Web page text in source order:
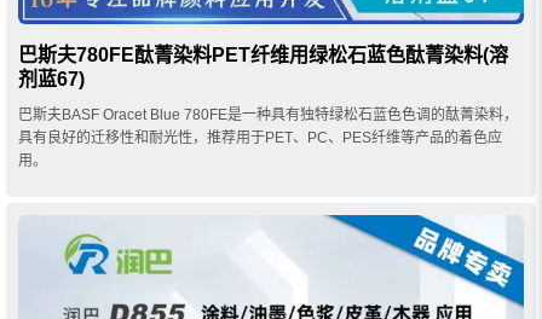
巴斯夫780FE酞菁染料PET纤维用绿松石蓝色酞菁染料(溶
剂蓝67)
巴斯夫BASF Oracet Blue 780FE是一种具有独特绿松石蓝色色调的酞菁染料，
具有良好的迁移性和耐光性，推荐用于PET、PC、PES纤维等产品的着色应
用。